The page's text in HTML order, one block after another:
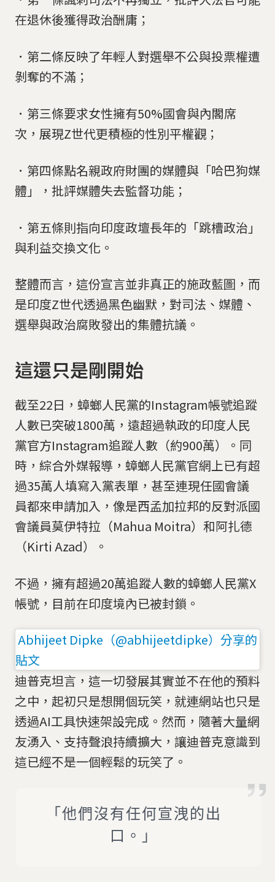
在退休後獲得政治酬庸；
．第二條反映了年輕人對選舉不公與投票權遭
剝奪的不滿；
．第三條要求女性擁有50%國會與內閣席
次，展現Z世代更積極的性別平權觀；
．第四條點名親政府財團的媒體與「哈巴狗媒
體」，批評媒體失去監督功能；
．第五條則指向印度政壇長年的「跳槽政治」
與利益交換文化。
整體而言，這份宣言並非真正的施政藍圖，而
是印度Z世代透過黑色幽默，對司法、媒體、
選舉與政治腐敗發出的集體抗議。
這還只是剛開始
截至22日，蟑螂人民黨的Instagram帳號追蹤
人數已突破1800萬，遠超過執政的印度人民
黨官方Instagram追蹤人數（約900萬）。同
時，綜合外媒報導，蟑螂人民黨官網上已有超
過35萬人填寫入黨表單，甚至連現任國會議
員都來申請加入，像是西孟加拉邦的反對派國
會議員莫伊特拉（Mahua Moitra）和阿扎德
（Kirti Azad）。
不過，擁有超過20萬追蹤人數的蟑螂人民黨X
帳號，目前在印度境內已被封鎖。
Abhijeet Dipke（@abhijeetdipke）分享的
貼文
迪普克坦言，這一切發展其實並不在他的預料
之中，起初只是想開個玩笑，就連網站也只是
透過AI工具快速架設完成。然而，隨著大量網
友湧入、支持聲浪持續擴大，讓迪普克意識到
這已經不是一個輕鬆的玩笑了。
「他們沒有任何宣洩的出
口。」